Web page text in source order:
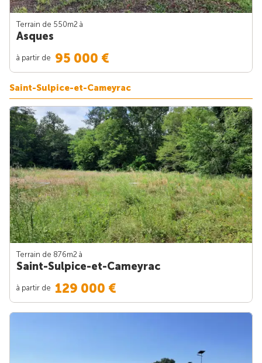
Terrain de 550m2 à
Asques
à partir de 95 000 €
Saint-Sulpice-et-Cameyrac
Terrain de 876m2 à
Saint-Sulpice-et-Cameyrac
à partir de 129 000 €